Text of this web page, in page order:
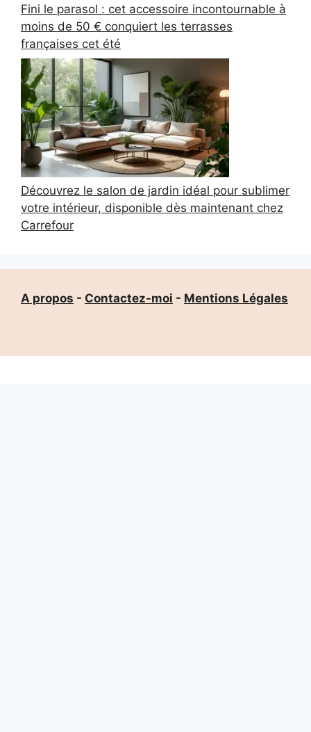
Fini le parasol : cet accessoire incontournable à
moins de 50 € conquiert les terrasses
françaises cet été
Découvrez le salon de jardin idéal pour sublimer
votre intérieur, disponible dès maintenant chez
Carrefour
A propos - Contactez-moi - Mentions Légales